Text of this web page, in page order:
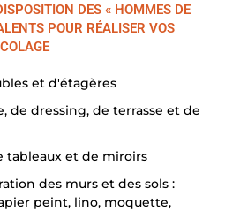
DES « HOMMES DE
POUR RÉALISER VOS
et d'étagères
de dressing, de terrasse et de
tableaux et de miroirs
des murs et des sols :
peint, lino, moquette,